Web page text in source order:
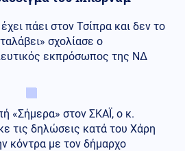
πάει στον Τσίπρα και δεν το
σχολίασε ο
εκπρόσωπος της ΝΔ
«Σήμερα» στον ΣΚΑΪ, ο κ.
τις δηλώσεις κατά του Χάρη
κόντρα με τον δήμαρχο